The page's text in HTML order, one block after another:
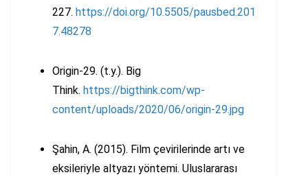
227. https://doi.org/10.5505/pausbed.201
7.48278
Origin-29. (t.y.). Big
Think. https://bigthink.com/wp-
content/uploads/2020/06/origin-29.jpg
Şahin, A. (2015). Film çevirilerinde artı ve
eksileriyle altyazı yöntemi. Uluslararası